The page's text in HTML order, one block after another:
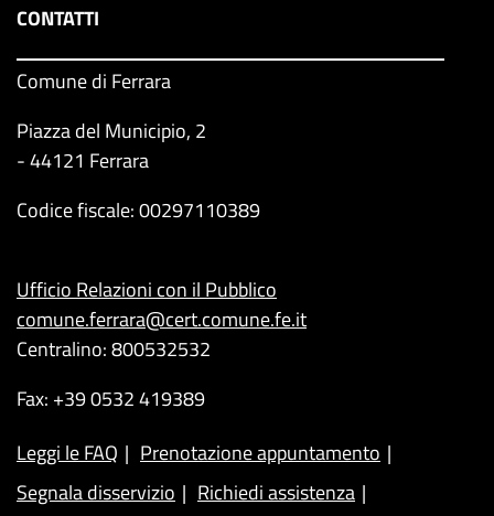
CONTATTI
Comune di Ferrara
Piazza del Municipio, 2
- 44121 Ferrara
Codice fiscale: 00297110389
Ufficio Relazioni con il Pubblico
comune.ferrara@cert.comune.fe.it
Centralino: 800532532
Fax: +39 0532 419389
Leggi le FAQ
Prenotazione appuntamento
Segnala disservizio
Richiedi assistenza